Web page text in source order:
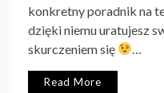
konkretny poradnik na
dzięki niemu uratujesz
skurczeniem się
Read More